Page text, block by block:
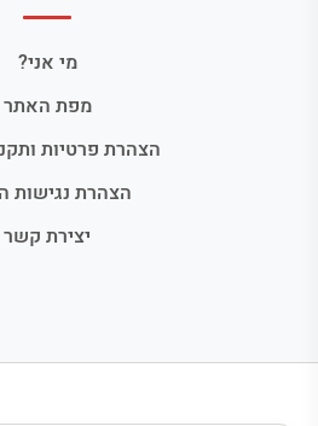
מי אני?
מפת האתר
הצהרת פרטיות
הצהרת נגישות
יצירת קשר